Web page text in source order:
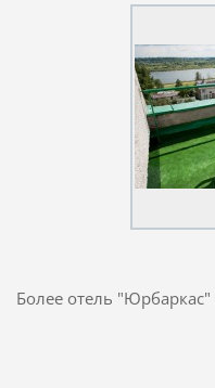
Болееoтель "Юрбаркас"